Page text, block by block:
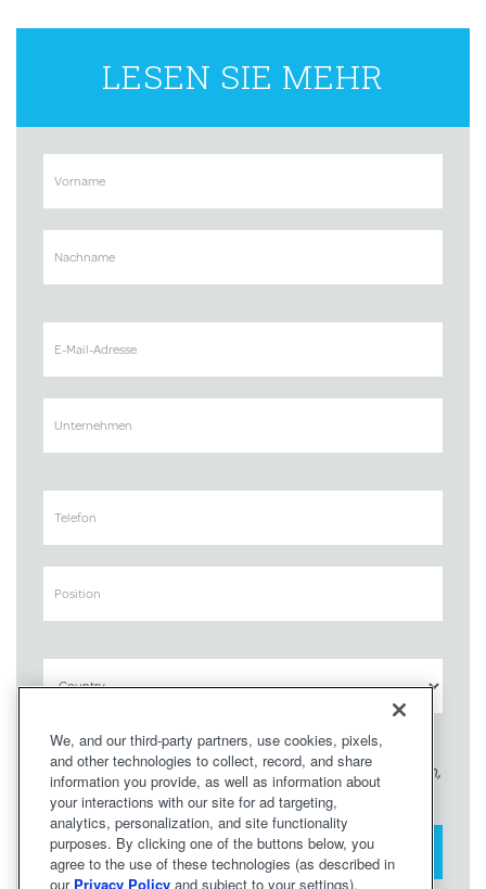
LESEN SIE MEHR
Bitte senden Sie mir E-Mails über Neuigkeiten,
Produkte und Forschung von Deltek.
We, and our third-party partners, use cookies, pixels,
and other technologies to collect, record, and share
information you provide, as well as information about
your interactions with our site for ad targeting,
analytics, personalization, and site functionality
purposes. By clicking one of the buttons below, you
agree to the use of these technologies (as described in
our Privacy Policy and subject to your settings).